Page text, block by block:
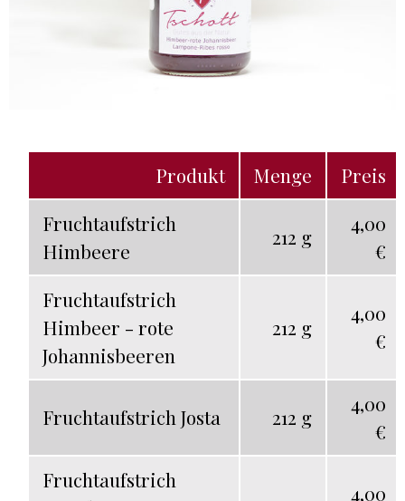
Produkt Menge
Preis
Fruchtaufstrich
Himbeere
212 g
4,00
€
Fruchtaufstrich
Himbeer - rote
Johannisbeeren
212 g
4,00
€
Fruchtaufstrich Josta 212 g
4,00
€
Fruchtaufstrich
4,00